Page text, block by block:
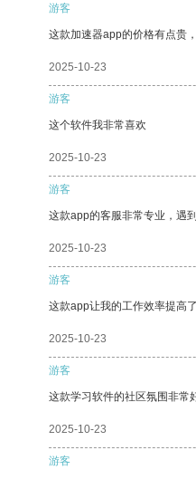
游客
这款加速器app的价格有点贵
2025-10-23
游客
这个软件我非常喜欢
2025-10-23
游客
这款app的客服非常专业，遇
2025-10-23
游客
这款app让我的工作效率提高
2025-10-23
游客
这款学习软件的社区氛围非常
2025-10-23
游客